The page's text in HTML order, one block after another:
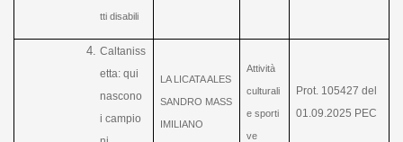
tti disabili
Caltaniss
etta: qui
nascono
i campio
LA LICATA ALES
SANDRO MASS
IMILIANO
Attività
culturali
e sporti
ve
Prot. 105427 del
01.09.2025 PEC